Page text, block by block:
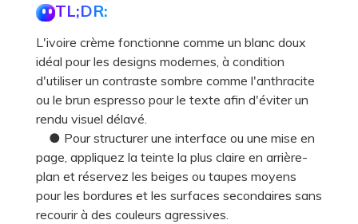
TL;DR:
L'ivoire crème fonctionne comme un blanc doux
idéal pour les designs modernes, à condition
d'utiliser un contraste sombre comme l'anthracite
ou le brun espresso pour le texte afin d'éviter un
rendu visuel délavé.
● Pour structurer une interface ou une mise en
page, appliquez la teinte la plus claire en arrière-
plan et réservez les beiges ou taupes moyens
pour les bordures et les surfaces secondaires sans
recourir à des couleurs agressives.